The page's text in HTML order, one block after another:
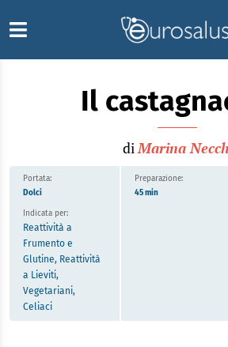
Il
diMarina
Portata:
Dolci
Indicata per:
Reattività a
Frumento e
Glutine, Reattività
a Lieviti,
Vegetariani,
Celiaci
Preparazione:
45 min